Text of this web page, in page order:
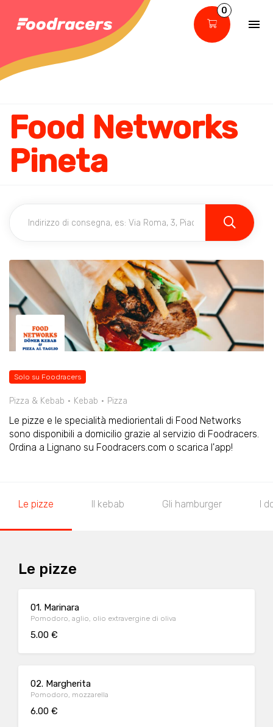
0
Food Networks
Pineta
Solo su Foodracers
Pizza & Kebab Kebab Pizza
Le pizze e le specialità mediorientali di Food Networks
sono disponibili a domicilio grazie al servizio di Foodracers.
Ordina a Lignano su Foodracers.com o scarica l'app!
Le pizze Il kebab Gli hamburger I
Le pizze
01. Marinara
Pomodoro, aglio, olio extravergine di oliva
5.00 €
02. Margherita
Pomodoro, mozzarella
6.00 €